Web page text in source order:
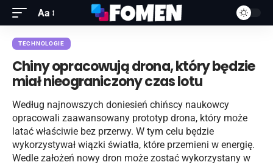
Aa
TECHNOLOGIE
Chiny opracowują drona, który będzie
miał nieograniczony czas lotu
Według najnowszych doniesień chińscy naukowcy
opracowali zaawansowany prototyp drona, który może
latać właściwie bez przerwy. W tym celu będzie
wykorzystywał wiązki światła, które przemieni w energię.
Wedle założeń nowy dron może zostać wykorzystany w